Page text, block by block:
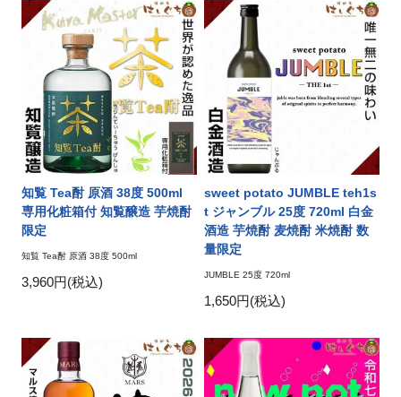
知覧 Tea酎 原酒 38度 500ml
専用化粧箱付 知覧醸造 芋焼酎
限定
知覧 Tea酎 原酒 38度 500ml
3,960円(税込)
sweet potato JUMBLE teh1s
t ジャンブル 25度 720ml 白金
酒造 芋焼酎 麦焼酎 米焼酎 数
量限定
JUMBLE 25度 720ml
1,650円(税込)